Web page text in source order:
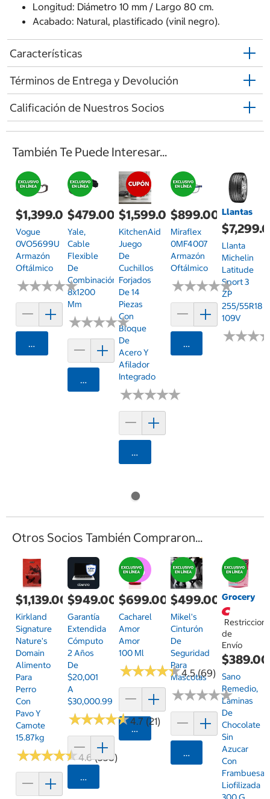
Longitud: Diámetro 10 mm / Largo 80 cm.
Acabado: Natural, plastificado (vinil negro).
Características
Términos de Entrega y Devolución
Calificación de Nuestros Socios
También Te Puede Interesar...
$1,399.00
Vogue
0VO5699U
Armazón
Oftálmico
★★★★★
★★★★★
Agregar
$479.00
Yale,
Cable
Flexible
De
Combinación
8x1200
Mm
★★★★★
★★★★★
Agregar
$1,599.00
KitchenAid
Juego
De
Cuchillos
Forjados
De 14
Piezas
Con
Bloque
De
Acero Y
Afilador
Integrado
★★★★★
★★★★★
Agregar
$899.00
Miraflex
0MF4007
Armazón
Oftálmico
★★★★★
★★★★★
Agregar
Llantas
Llanta
Michelin
Latitude
Sport 3
ZP
255/55R18
109V
★★★
★★★
Otros Socios También Compraron...
$1,139.00
Kirkland
Signature
Nature's
Domain
Alimento
Para
Perro
Con
Pavo Y
Camote
15.87kg
★★★★★
★★★★★4.6 (338)
$949.00
Garantía
Extendida
Cómputo
2 Años
De
$20,001
A
$30,000.99
★★★★★
★★★★★4.7 (21)
Agregar
$699.00
Cacharel
Amor
Amor
100 Ml
★★★★★
★★★★★4.5 (69)
Agregar
$499.00
Mikel's
Cinturón
De
Seguridad
Para
Mascotas
★★★★★
★★★★★
Agregar
Grocery
de
Envío
$389.00
Sano
Remedio,
Laminas
De
Chocolate
Sin
Azucar
Con
Frambuesa
Liofilizada